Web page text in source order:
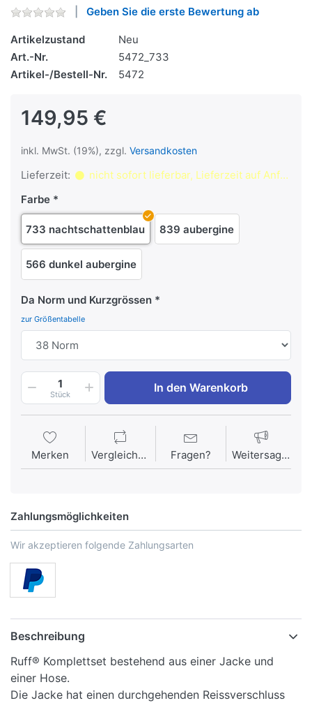
Geben Sie die erste Bewertung ab
Artikelzustand
Neu
Art.-Nr.
5472_733
Artikel-/Bestell-Nr.
5472
149,95 €
inkl. MwSt. (19%), zzgl. Versandkosten
Lieferzeit:
nicht sofort lieferbar, Lieferzeit auf Anfrage
Farbe
733 nachtschattenblau 839 aubergine
566 dunkel aubergine
Da Norm und Kurzgrössen
zur Größentabelle
1
Stück In den Warenkorb
Merken Vergleichen Fragen? Weitersagen
Zahlungsmöglichkeiten
Wir akzeptieren folgende Zahlungsarten
Beschreibung
Ruff® Komplettset bestehend aus einer Jacke und
einer Hose.
Die Jacke hat einen durchgehenden Reissverschluss